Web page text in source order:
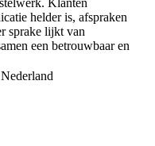
Klanten
helder is, afspraken
sprake lijkt van
een betrouwbaar en